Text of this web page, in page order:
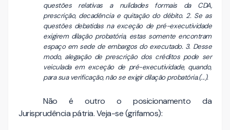
questões relativas a nulidades formais da CDA,
prescrição, decadência e quitação do débito. 2. Se as
questões debatidas na exceção de pré-executividade
exigirem dilação probatória, estas somente encontram
espaço em sede de embargos do executado. 3. Desse
modo, alegação de prescrição dos créditos pode ser
veiculada em exceção de pré-executividade, quando,
para sua verificação, não se exigir dilação probatória.(...).
Não é outro o posicionamento da
Jurisprudência pátria. Veja-se (grifamos):